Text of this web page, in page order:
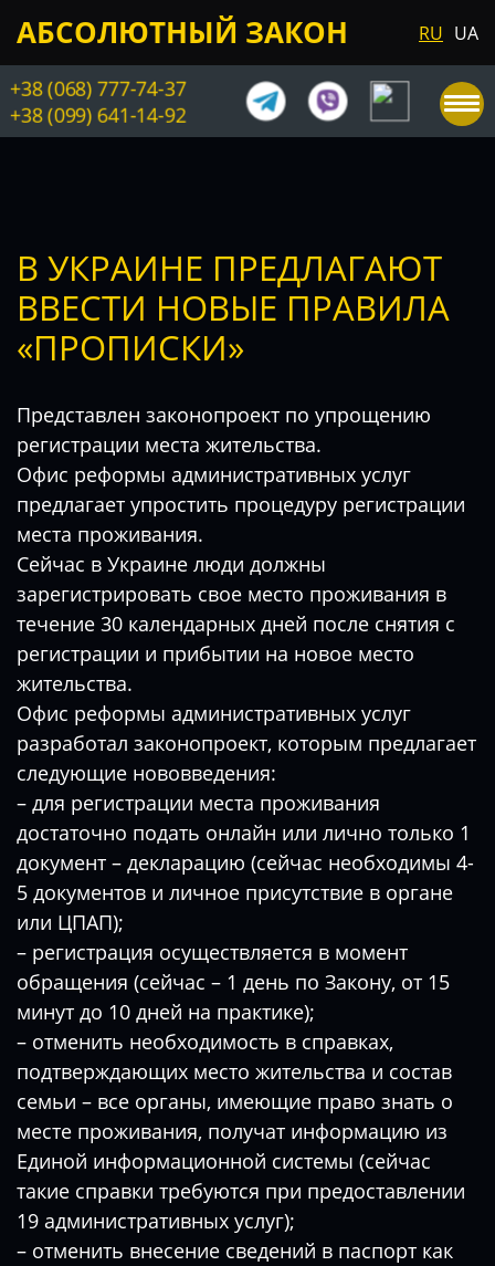
АБСОЛЮТНЫЙ ЗАКОН RU UA
+38 (068) 777-74-37
+38 (099) 641-14-92
В УКРАИНЕ ПРЕДЛАГАЮТ
ВВЕСТИ НОВЫЕ ПРАВИЛА
«ПРОПИСКИ»
Представлен законопроект по упрощению
регистрации места жительства.
Офис реформы административных услуг
предлагает упростить процедуру регистрации
места проживания.
Сейчас в Украине люди должны
зарегистрировать свое место проживания в
течение 30 календарных дней после снятия с
регистрации и прибытии на новое место
жительства.
Офис реформы административных услуг
разработал законопроект, которым предлагает
следующие нововведения:
– для регистрации места проживания
достаточно подать онлайн или лично только 1
документ – декларацию (сейчас необходимы 4-
5 документов и личное присутствие в органе
или ЦПАП);
– регистрация осуществляется в момент
обращения (сейчас – 1 день по Закону, от 15
минут до 10 дней на практике);
– отменить необходимость в справках,
подтверждающих место жительства и состав
семьи – все органы, имеющие право знать о
месте проживания, получат информацию из
Единой информационной системы (сейчас
такие справки требуются при предоставлении
19 административных услуг);
– отменить внесение сведений в паспорт как